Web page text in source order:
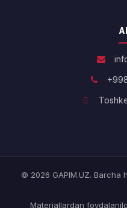
© 2026 GAPIM.UZ. Barcha
Materiallardan